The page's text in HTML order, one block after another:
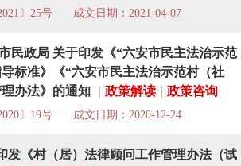
〕25号 成文日期：2021-04-07
民政局 关于印发《“六安市民主法治示范
标准》《“六安市民主法治示范村（社
办法》的通知 | 政策解读 | 政策咨询
〕19号 成文日期：2020-12-24
发《村（居）法律顾问工作管理办法（试